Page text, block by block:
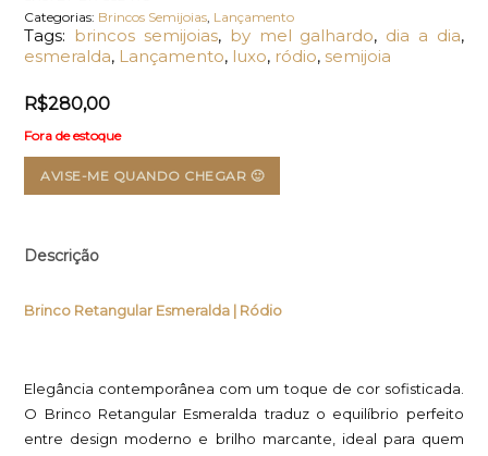
Categorias: Brincos Semijoias, Lançamento
Tags: brincos semijoias, by mel galhardo, dia a dia,
esmeralda, Lançamento, luxo, ródio, semijoia
R$280,00
Fora de estoque
AVISE-ME QUANDO CHEGAR 🙂
Descrição
Brinco Retangular Esmeralda | Ródio
Elegância contemporânea com um toque de cor sofisticada.
O Brinco Retangular Esmeralda traduz o equilíbrio perfeito
entre design moderno e brilho marcante, ideal para quem